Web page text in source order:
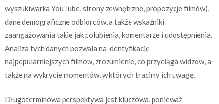
wyszukiwarka YouTube, strony zewnętrzne, propozycje filmów),
dane demograficzne odbiorców, a także wskaźniki
zaangażowania takie jak polubienia, komentarze i udostępnienia.
Analiza tych danych pozwala na identyfikację
najpopularniejszych filmów, zrozumienie, co przyciąga widzów, a
także na wykrycie momentów, w których tracimy ich uwagę.
Długoterminowa perspektywa jest kluczowa, ponieważ